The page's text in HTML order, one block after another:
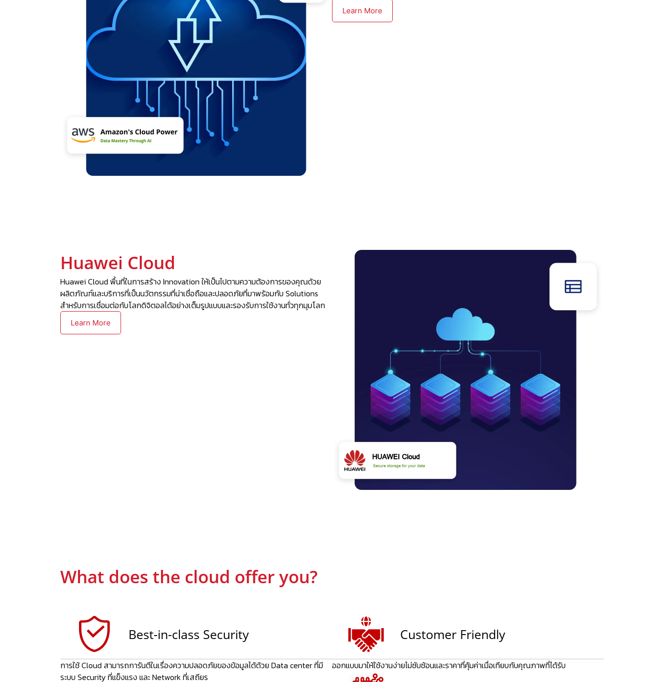
Learn More
Huawei Cloud
Huawei Cloud พื้นที่ในการสร้าง Innovation ให้เป็นไปตามความต้องการของคุณด้วย
ผลิตภัณฑ์และบริการที่เป็นนวัตกรรมที่น่าเชื่อถือและปลอดภัยที่มาพร้อมกับ Solutions
สำหรับการเชื่อมต่อกับโลกดิจิตอลได้อย่างเต็มรูปแบบและรองรับการใช้งานทั่วทุกมุมโลก
Learn More
What does the cloud offer you?
Best-in-class Security
การใช้ Cloud สามารถการันตีในเรื่องความปลอดภัยของข้อมูลได้ด้วย Data center ที่มี
ระบบ Security ที่แข็งแรง และ Network ที่เสถียร
Customer Friendly
ออกแบบมาให้ใช้งานง่ายไม่ซับซ้อนและราคาที่คุ้มค่าเมื่อเทียบกับคุณภาพที่ได้รับ
Local Cloud
Cloud ที่ให้บริการภายในเขตพื้นที่นั้น ๆ เป็นลักษณะเดียวกันกับ
Data center หรือ Server ที่จะตั้งอยู่ภายในประเทศไทย เหมาะสำหรับ
การเก็บข้อมูลให้อยู่แค่ภายในประเทศเท่านั้น ด้วยค่าบริการที่ไม่สูง